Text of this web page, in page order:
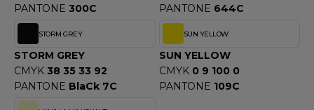
PANTONE 300C
PANTONE 644C
STORM GREY
STORM GREY
CMYK 38 35 33 92
PANTONE BlaCk 7C
SUN YELLOW
SUN YELLOW
CMYK 0 9 100 0
PANTONE 109C